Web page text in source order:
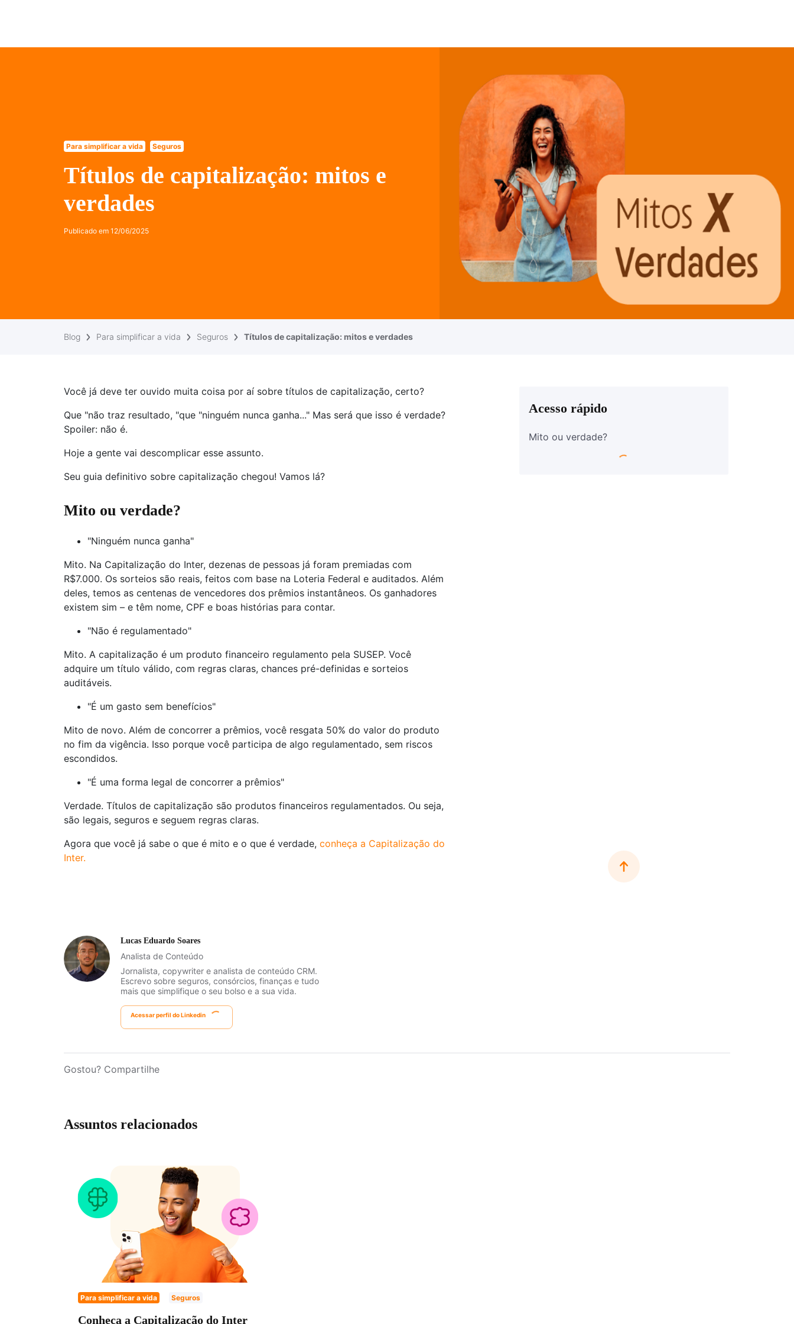
Para simplificar a vida Seguros
Títulos de capitalização: mitos e
verdades
Publicado em 12/06/2025
Blog Para simplificar a vida Seguros Títulos de capitalização: mitos e verdades
Você já deve ter ouvido muita coisa por aí sobre títulos de capitalização, certo?
Que "não traz resultado, "que "ninguém nunca ganha..." Mas será que isso é verdade?
Spoiler: não é.
Hoje a gente vai descomplicar esse assunto.
Seu guia definitivo sobre capitalização chegou! Vamos lá?
Mito ou verdade?
"Ninguém nunca ganha"
Mito. Na Capitalização do Inter, dezenas de pessoas já foram premiadas com
R$7.000. Os sorteios são reais, feitos com base na Loteria Federal e auditados. Além
deles, temos as centenas de vencedores dos prêmios instantâneos. Os ganhadores
existem sim – e têm nome, CPF e boas histórias para contar.
"Não é regulamentado"
Mito. A capitalização é um produto financeiro regulamento pela SUSEP. Você
adquire um título válido, com regras claras, chances pré-definidas e sorteios
auditáveis.
"É um gasto sem benefícios"
Mito de novo. Além de concorrer a prêmios, você resgata 50% do valor do produto
no fim da vigência. Isso porque você participa de algo regulamentado, sem riscos
escondidos.
"É uma forma legal de concorrer a prêmios"
Verdade. Títulos de capitalização são produtos financeiros regulamentados. Ou seja,
são legais, seguros e seguem regras claras.
Agora que você já sabe o que é mito e o que é verdade, conheça a Capitalização do
Inter.
Acesso rápido
Mito ou verdade?
Lucas Eduardo Soares
Analista de Conteúdo
Jornalista, copywriter e analista de conteúdo CRM.
Escrevo sobre seguros, consórcios, finanças e tudo
mais que simplifique o seu bolso e a sua vida.
Acessar perfil do Linkedin
Gostou? Compartilhe
Assuntos relacionados
Para simplificar a vida Seguros
Conheça a Capitalização do Inter